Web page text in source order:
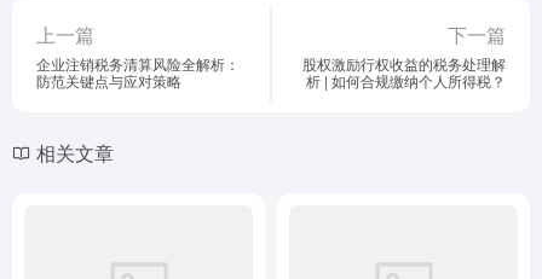
上一篇
企业注销税务清算风险全解析：
防范关键点与应对策略
下一篇
股权激励行权收益的税务处理解
析 | 如何合规缴纳个人所得税？
相关文章